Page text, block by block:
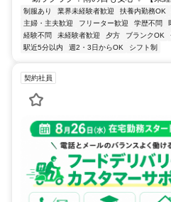
制服あり 業界未経験者歓迎 扶養内勤務OK
主婦・主夫歓迎
フリーター歓迎 学歴不問
経験不問
未経験者歓迎 夕方 ブランクOK
駅近5分以内
週2・3日からOK シフト制
契約社員